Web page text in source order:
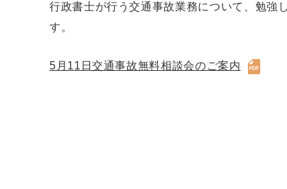
行政書士が行う交通事故業務について、勉強
す。
5月11日交通事故無料相談会のご案内